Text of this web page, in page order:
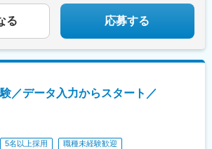
鉄福岡駅、五島町駅、熊本駅前駅、鹿児島駅前
枕崎線)、美栄橋駅、新宿西口駅、反町駅、羽田空
ル駅(東京モノレール・ＡＮＡ利用)、西武新宿駅、
末広町駅(富山県)、大阪駅、高速神戸駅、三宮駅
国道駅、畝傍駅、南堀端駅、二本木口駅、桜島桟
、旭橋駅
前橋駅、世良田駅、桐生駅、栃木駅、小山駅、札
小樽駅、千歳駅(北海道)、青森駅、一ノ関駅、遠野
沢駅、秋田駅、横手駅、あおば通駅、泉中央駅、
駅、蔵王駅、山形駅、寒河江駅、酒田駅、福島駅
駅、会津若松駅、郡山富田駅、白河駅、名鉄名古
西金沢駅、松任駅、野々市工大前駅、小松駅、亀
潟県)、新津駅、燕三条駅、東三条駅、篠ノ井駅、
駅、丸岡駅、岐阜駅、高山駅、名鉄岐阜駅、大
鉄四日市駅、津新町駅、鈴鹿市駅、播磨駅、草津
る 応募する
／データ入力からスタート／
5名以上採用
職種未経験歓迎